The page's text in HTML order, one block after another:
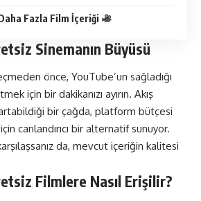
Fazla Film İçeriği
Sinemanın Büyüsü
önce, YouTube’un sağladığı
için bir dakikanızı ayırın. Akış
bir çağda, platform bütçesi
için canlandırıcı bir alternatif sunuyor.
da, mevcut içeriğin kalitesi
Filmlere Nasıl Erişilir?